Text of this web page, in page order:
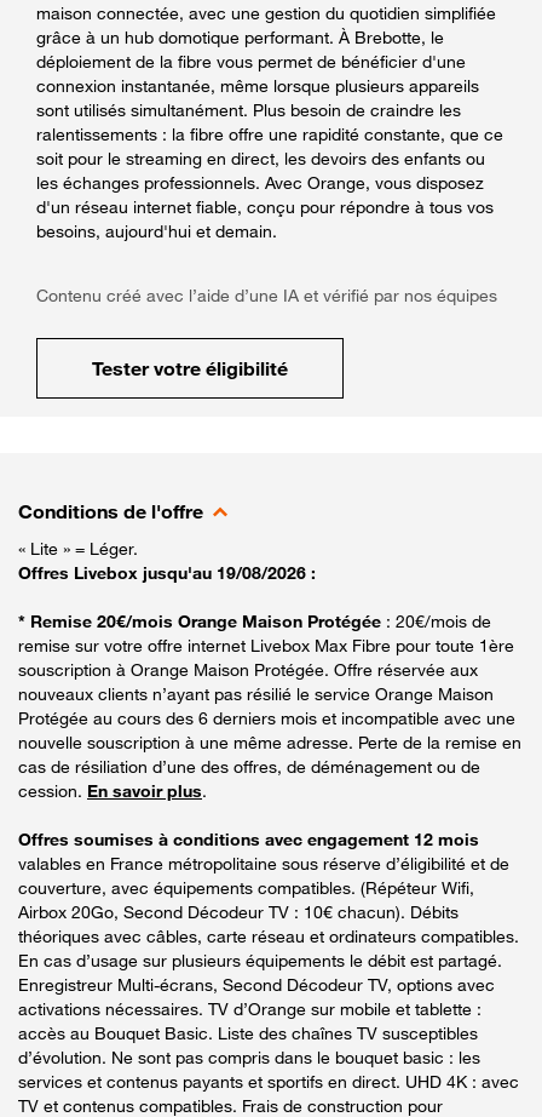
maison connectée, avec une gestion du quotidien simplifiée
grâce à un hub domotique performant. À Brebotte, le
déploiement de la fibre vous permet de bénéficier d'une
connexion instantanée, même lorsque plusieurs appareils
sont utilisés simultanément. Plus besoin de craindre les
ralentissements : la fibre offre une rapidité constante, que ce
soit pour le streaming en direct, les devoirs des enfants ou
les échanges professionnels. Avec Orange, vous disposez
d'un réseau internet fiable, conçu pour répondre à tous vos
besoins, aujourd'hui et demain.
Contenu créé avec l’aide d’une IA et vérifié par nos équipes
Tester votre éligibilité
Conditions de l'offre
« Lite » = Léger.
Offres Livebox jusqu'au 19/08/2026 :
* Remise 20€/mois Orange Maison Protégée : 20€/mois de
remise sur votre offre internet Livebox Max Fibre pour toute 1ère
souscription à Orange Maison Protégée. Offre réservée aux
nouveaux clients n’ayant pas résilié le service Orange Maison
Protégée au cours des 6 derniers mois et incompatible avec une
nouvelle souscription à une même adresse. Perte de la remise en
cas de résiliation d’une des offres, de déménagement ou de
cession. En savoir plus.
Offres soumises à conditions avec engagement 12 mois
valables en France métropolitaine sous réserve d’éligibilité et de
couverture, avec équipements compatibles. (Répéteur Wifi,
Airbox 20Go, Second Décodeur TV : 10€ chacun). Débits
théoriques avec câbles, carte réseau et ordinateurs compatibles.
En cas d’usage sur plusieurs équipements le débit est partagé.
Enregistreur Multi-écrans, Second Décodeur TV, options avec
activations nécessaires. TV d’Orange sur mobile et tablette :
accès au Bouquet Basic. Liste des chaînes TV susceptibles
d’évolution. Ne sont pas compris dans le bouquet basic : les
services et contenus payants et sportifs en direct. UHD 4K : avec
TV et contenus compatibles. Frais de construction pour